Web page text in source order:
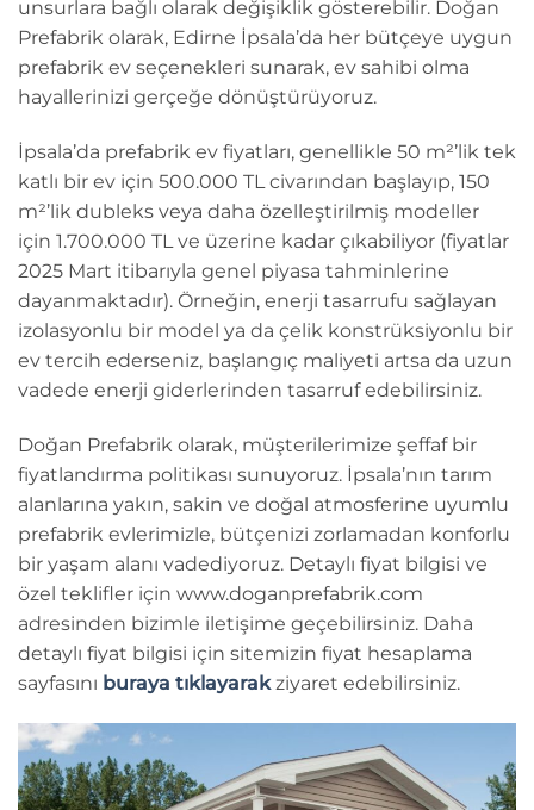
unsurlara bağlı olarak değişiklik gösterebilir. Doğan
Prefabrik olarak, Edirne İpsala’da her bütçeye uygun
prefabrik ev seçenekleri sunarak, ev sahibi olma
hayallerinizi gerçeğe dönüştürüyoruz.
İpsala’da prefabrik ev fiyatları, genellikle 50 m²’lik tek
katlı bir ev için 500.000 TL civarından başlayıp, 150
m²’lik dubleks veya daha özelleştirilmiş modeller
için 1.700.000 TL ve üzerine kadar çıkabiliyor (fiyatlar
2025 Mart itibarıyla genel piyasa tahminlerine
dayanmaktadır). Örneğin, enerji tasarrufu sağlayan
izolasyonlu bir model ya da çelik konstrüksiyonlu bir
ev tercih ederseniz, başlangıç maliyeti artsa da uzun
vadede enerji giderlerinden tasarruf edebilirsiniz.
Doğan Prefabrik olarak, müşterilerimize şeffaf bir
fiyatlandırma politikası sunuyoruz. İpsala’nın tarım
alanlarına yakın, sakin ve doğal atmosferine uyumlu
prefabrik evlerimizle, bütçenizi zorlamadan konforlu
bir yaşam alanı vadediyoruz. Detaylı fiyat bilgisi ve
özel teklifler için www.doganprefabrik.com
adresinden bizimle iletişime geçebilirsiniz. Daha
detaylı fiyat bilgisi için sitemizin fiyat hesaplama
sayfasını buraya tıklayarakziyaret edebilirsiniz.